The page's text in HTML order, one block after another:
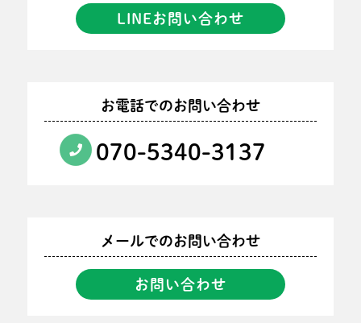
LINEお問い合わせ
お電話でのお問い合わせ
070-5340-3137
メールでのお問い合わせ
お問い合わせ